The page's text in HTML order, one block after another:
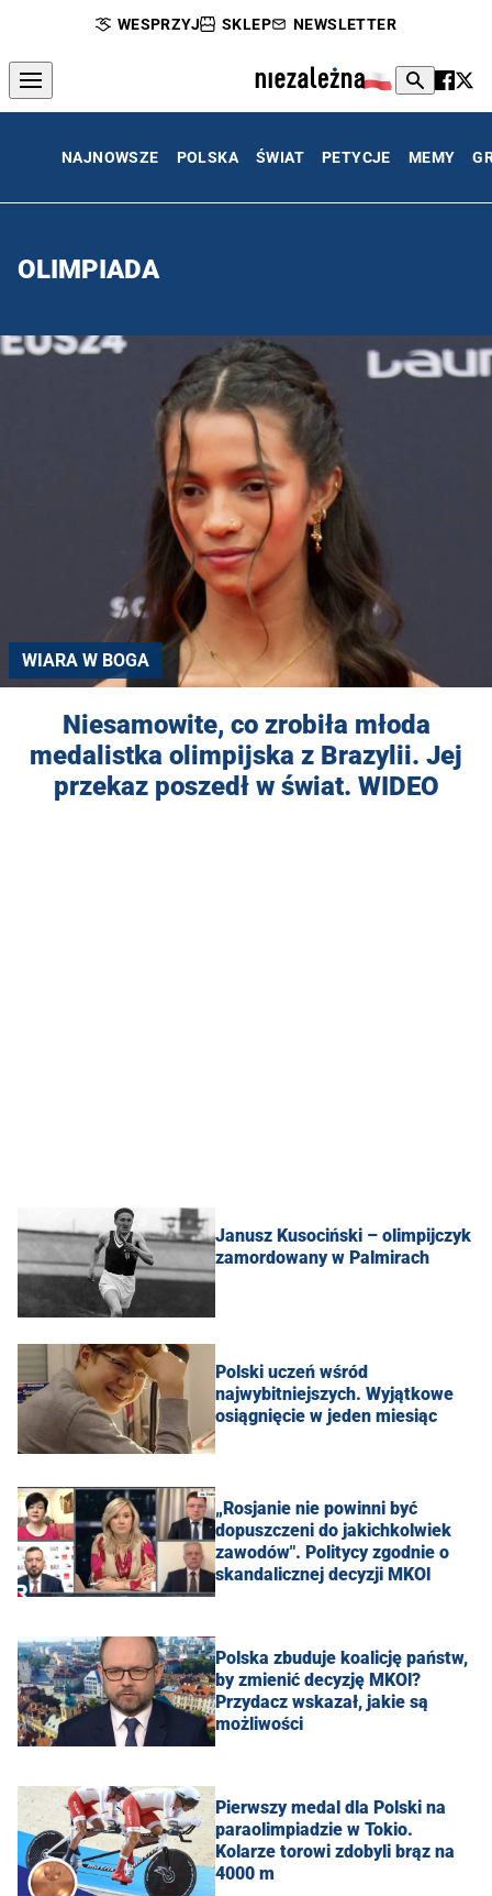
WESPRZYJ SKLEP NEWSLETTER
NAJNOWSZE POLSKA ŚWIAT PETYCJE MEMY
OLIMPIADA
WIARA W BOGA
Niesamowite, co zrobiła młoda
medalistka olimpijska z Brazylii. Jej
przekaz poszedł w świat. WIDEO
Janusz Kusociński – olimpijczyk
zamordowany w Palmirach
Polski uczeń wśród
najwybitniejszych. Wyjątkowe
osiągnięcie w jeden miesiąc
„Rosjanie nie powinni być
dopuszczeni do jakichkolwiek
zawodów". Politycy zgodnie o
skandalicznej decyzji MKOl
Polska zbuduje koalicję państw,
by zmienić decyzję MKOl?
Przydacz wskazał, jakie są
możliwości
Pierwszy medal dla Polski na
paraolimpiadzie w Tokio.
Kolarze torowi zdobyli brąz na
4000 m